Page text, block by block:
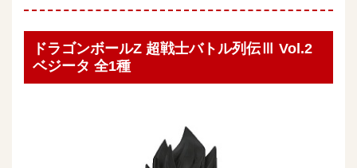
ドラゴンボールZ 超戦士バトル列伝Ⅲ Vol.2
ベジータ 全1種